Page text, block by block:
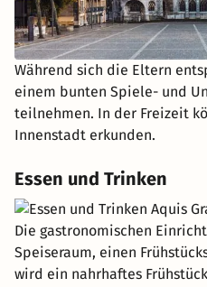
Während sich die Eltern
einem bunten Spiele- und
teilnehmen. In der Freizeit
Innenstadt erkunden.
Essen und Trinken
Die gastronomischen
Speiseraum, einen
wird ein nahrhaftes